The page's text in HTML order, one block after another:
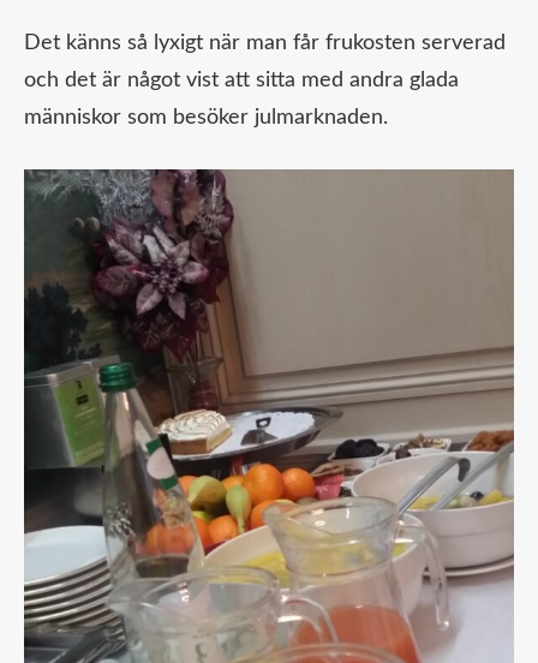
Det känns så lyxigt när man får frukosten serverad
och det är något vist att sitta med andra glada
människor som besöker julmarknaden.